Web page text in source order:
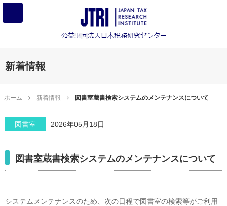
新着情報
ホーム 新着情報 図書室蔵書検索システムのメンテナンスについて
図書室 2026年05月18日
図書室蔵書検索システムのメンテナンスについて
システムメンテナンスのため、次の日程で図書室の検索等がご利用